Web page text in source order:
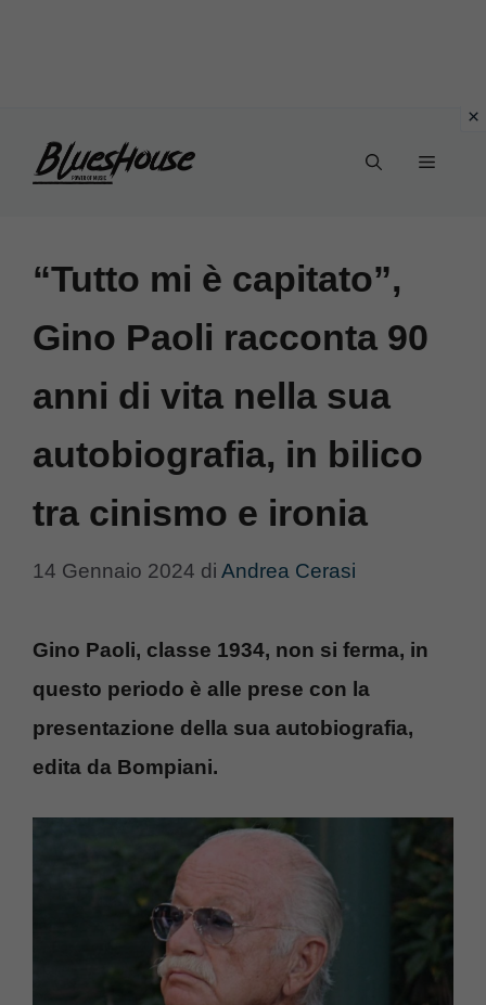
Menu
“Tutto mi è capitato”,
Gino Paoli racconta 90
anni di vita nella sua
autobiografia, in bilico
tra cinismo e ironia
14 Gennaio 2024 di Andrea Cerasi
Gino Paoli, classe 1934, non si ferma, in
questo periodo è alle prese con la
presentazione della sua autobiografia,
edita da Bompiani.